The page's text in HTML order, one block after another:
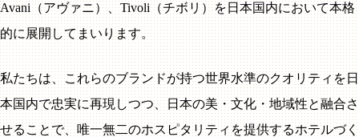
Avani（アヴァニ）、Tivoli（チボリ）を日本国内において本格
的に展開してまいります。
私たちは、これらのブランドが持つ世界水準のクオリティを日
本国内で忠実に再現しつつ、日本の美・文化・地域性と融合さ
せることで、唯一無二のホスピタリティを提供するホテルづく